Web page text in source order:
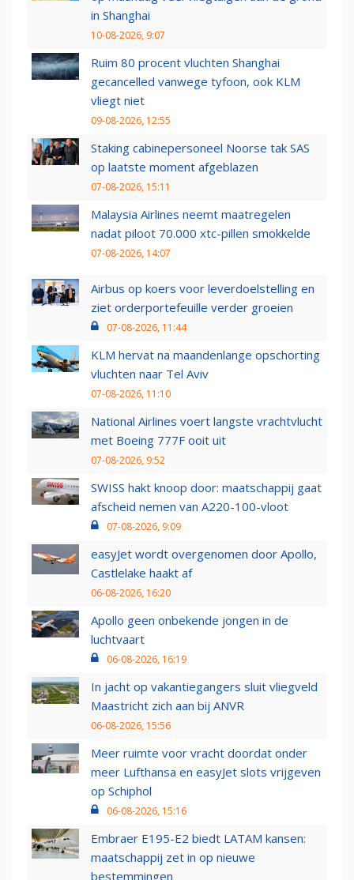
in Shanghai
10-08-2026, 9:07
Ruim 80 procent vluchten Shanghai
gecancelled vanwege tyfoon, ook KLM
vliegt niet
09-08-2026, 12:55
Staking cabinepersoneel Noorse tak SAS
op laatste moment afgeblazen
07-08-2026, 15:11
Malaysia Airlines neemt maatregelen
nadat piloot 70.000 xtc-pillen smokkelde
07-08-2026, 14:07
Airbus op koers voor leverdoelstelling en
ziet orderportefeuille verder groeien
07-08-2026, 11:44
KLM hervat na maandenlange opschorting
vluchten naar Tel Aviv
07-08-2026, 11:10
National Airlines voert langste vrachtvlucht
met Boeing 777F ooit uit
07-08-2026, 9:52
SWISS hakt knoop door: maatschappij gaat
afscheid nemen van A220-100-vloot
07-08-2026, 9:09
easyJet wordt overgenomen door Apollo,
Castlelake haakt af
06-08-2026, 16:20
Apollo geen onbekende jongen in de
luchtvaart
06-08-2026, 16:19
In jacht op vakantiegangers sluit vliegveld
Maastricht zich aan bij ANVR
06-08-2026, 15:56
Meer ruimte voor vracht doordat onder
meer Lufthansa en easyJet slots vrijgeven
op Schiphol
06-08-2026, 15:16
Embraer E195-E2 biedt LATAM kansen:
maatschappij zet in op nieuwe
bestemmingen